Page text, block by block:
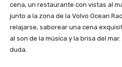
cena, un restaurante con vistas al
junto a la zona de la Volvo Ocean
relajarse, saborear una cena
al son de la música y la brisa del
duda.